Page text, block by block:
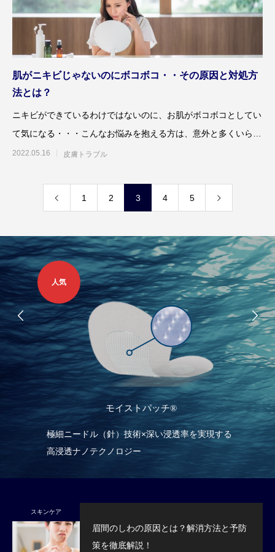
肌がニキビじゃないのにボコボコ・・その原因と対処方
法とは？
ニキビができているわけではないのに、お肌がボコボコとしてい
て気になる・・・こんなお悩みを抱える方は、意外と多くいらっ
しゃるようです。凹凸
2022.05.16 皮膚トラブル
1 2 3 4 5
人気
モイストパッチ®
極細ニードル（針）技術×深い浸透率を実現する
高浸透ナノテクノロジー
スキンケア
眉間のしわの原因とは？解消方法と予防
策を徹底解説！